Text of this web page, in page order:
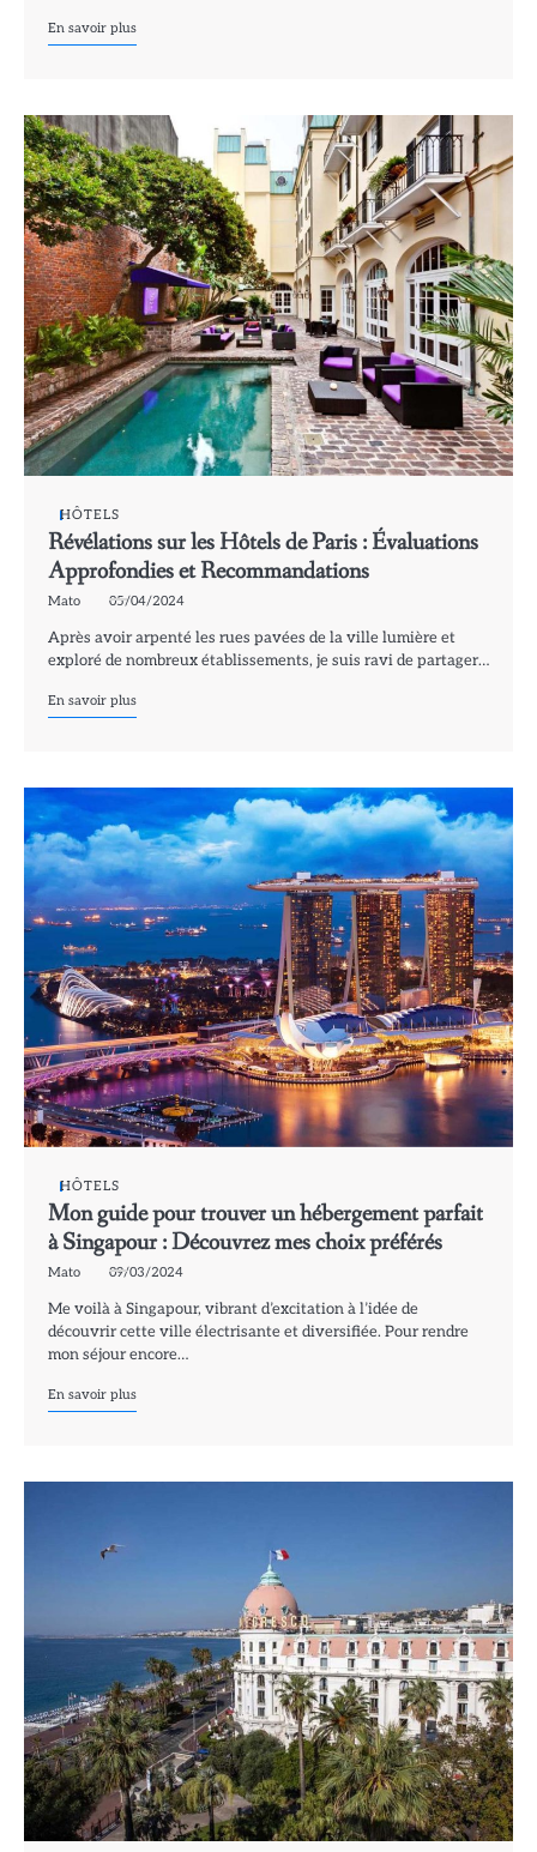
En savoir plus
HÔTELS
Révélations sur les Hôtels de Paris : Évaluations
Approfondies et Recommandations
Mato 05/04/2024
Après avoir arpenté les rues pavées de la ville lumière et
exploré de nombreux établissements, je suis ravi de partager…
En savoir plus
HÔTELS
Mon guide pour trouver un hébergement parfait
à Singapour : Découvrez mes choix préférés
Mato 09/03/2024
Me voilà à Singapour, vibrant d’excitation à l’idée de
découvrir cette ville électrisante et diversifiée. Pour rendre
mon séjour encore…
En savoir plus